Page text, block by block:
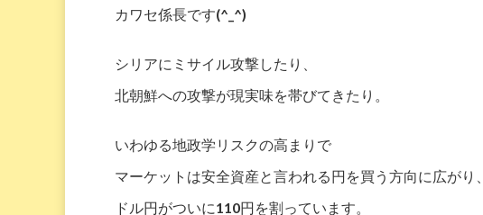
カワセ係長です(^_^)
シリアにミサイル攻撃したり、
北朝鮮への攻撃が現実味を帯びてきたり。
いわゆる地政学リスクの高まりで
マーケットは安全資産と言われる円を買う方向に広がり、
ドル円がついに110円を割っています。